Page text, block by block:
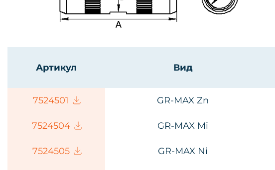
Артикул Вид
7524501 GR-MAX Zn
7524504 GR-MAX Mi
7524505 GR-MAX Ni